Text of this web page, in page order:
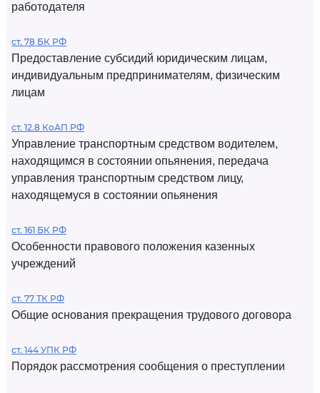
работодателя
ст. 78 БК РФ
Предоставление субсидий юридическим лицам,
индивидуальным предпринимателям, физическим
лицам
ст. 12.8 КоАП РФ
Управление транспортным средством водителем,
находящимся в состоянии опьянения, передача
управления транспортным средством лицу,
находящемуся в состоянии опьянения
ст. 161 БК РФ
Особенности правового положения казенных
учреждений
ст. 77 ТК РФ
Общие основания прекращения трудового договора
ст. 144 УПК РФ
Порядок рассмотрения сообщения о преступлении